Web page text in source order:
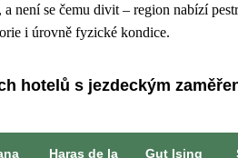
, a není se čemu divit – region nabízí
i úrovně fyzické kondice.
hotelů s jezdeckým
Haras de la
Gut Ising